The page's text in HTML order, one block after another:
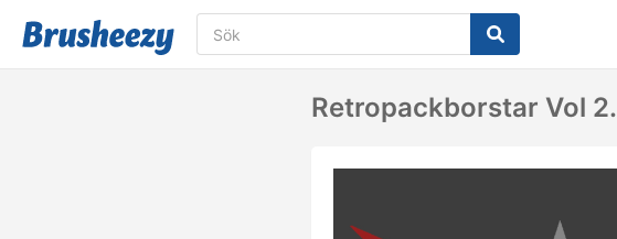
Retropackborstar Vol 2.